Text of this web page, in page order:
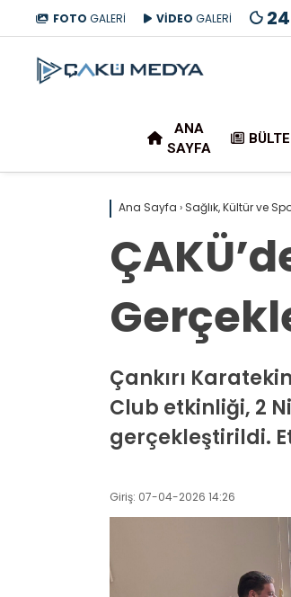
FOTO GALERİ VİDEO GALERİ
ANA
SAYFA
Ana Sayfa › Sağlık, Kültür ve
Çankırı
Club etkinliği, 2
gerçekleştirildi.
Giriş: 07-04-2026 14:26